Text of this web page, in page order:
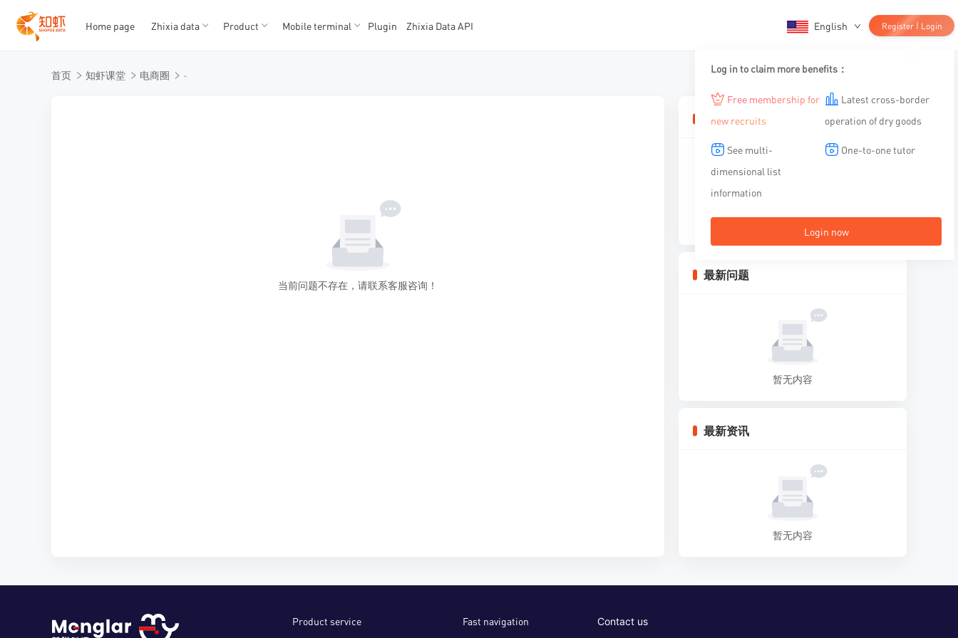
Home page Zhixia data Product Mobile terminal Plugin Zhixia Data API English Register | Login
Log in to claim more benefits：
Free membership for
new recruits
Latest cross-border
operation of dry goods
See multi-
dimensional list
information
One-to-one tutor
Login now
首页 知虾课堂 电商圈 -
当前问题不存在，请联系客服咨询！
相关文章
最新问题
暂无内容
最新资讯
暂无内容
Product service Fast navigation Contact us